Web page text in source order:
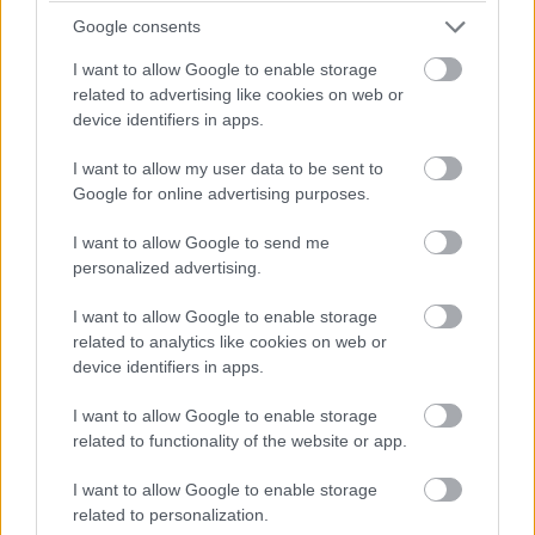
Google consents
I want to allow Google to enable storage
related to advertising like cookies on web or
device identifiers in apps.
I want to allow my user data to be sent to
Google for online advertising purposes.
I want to allow Google to send me
personalized advertising.
I want to allow Google to enable storage
related to analytics like cookies on web or
device identifiers in apps.
I want to allow Google to enable storage
related to functionality of the website or app.
I want to allow Google to enable storage
related to personalization.
sokoldalúságának kihasználását a social engineeringgel
kombinálva, hogy a felhasználót a rosszindulatú hasznos
teher elmentésére és megnyitására csábítsák. A
legújabb kampányok olyan jól ismert márkáknak adják ki
Dropbox, hogy növeljék az archívumok megnyitásának
esélyét.
A szállított kártevő törzsek között szerepel a Qakbot
trójai és a Cobalt Strike, ami egy pen-tesztelő eszköz,
amellyel a fenyegető szereplők gyakran visszaélnek,
hogy a hálózatokat sebezhetőségei után kutassanak.
Bernard Bautista és Diana Lopera biztonsági kutatók írják
a Spiderlabs blogján: "A HTML-csempészésen keresztül
szállított kifinomultabb rosszindulatú programok